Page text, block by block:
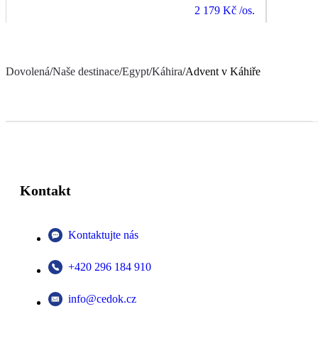
2 179 Kč /os.
Dovolená/Naše destinace/Egypt/Káhira/Advent v Káhiře
Kontakt
Kontaktujte nás
+420 296 184 910
info@cedok.cz